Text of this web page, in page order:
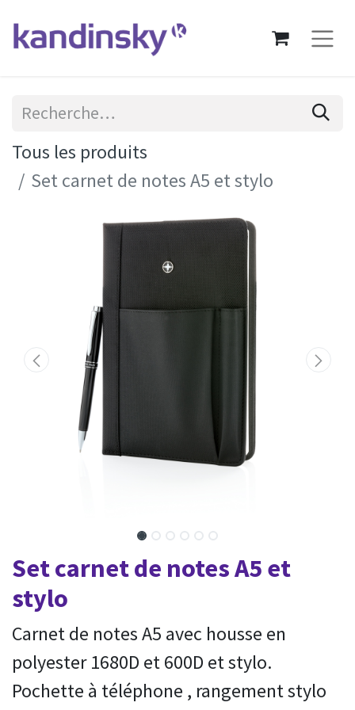
Tous les produits
Set carnet de notes A5 et stylo
Set carnet de notes A5 et
stylo
Carnet de notes A5 avec housse en
polyester 1680D et 600D et stylo.
Pochette à téléphone , rangement stylo